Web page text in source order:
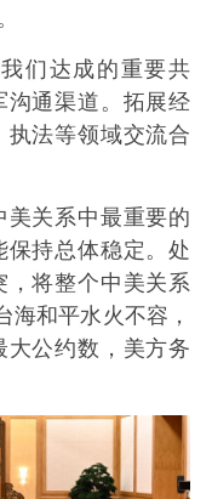
们达成的重要共
沟通渠道。拓展经
执法等领域交流合
关系中最重要的
保持总体稳定。处
，将整个中美关系
海和平水火不容，
公约数，美方务